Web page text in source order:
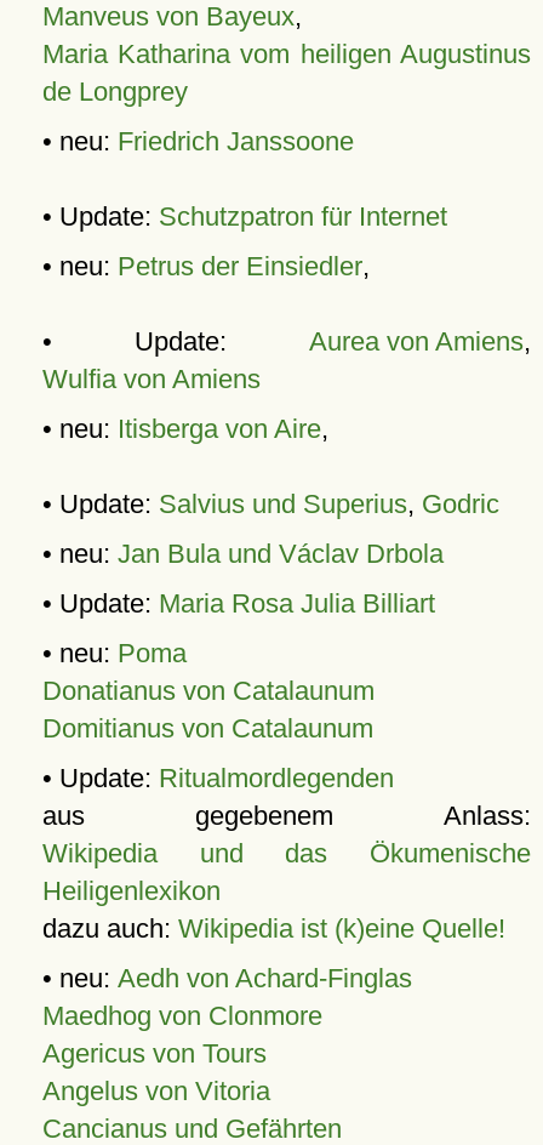
Manveus von Bayeux,
Maria Katharina vom heiligen Augustinus
de Longprey
• neu: Friedrich Janssoone
• Update: Schutzpatron für Internet
• neu: Petrus der Einsiedler,
• Update: Aurea von Amiens,
Wulfia von Amiens
• neu: Itisberga von Aire,
• Update: Salvius und Superius, Godric
• neu: Jan Bula und Václav Drbola
• Update: Maria Rosa Julia Billiart
• neu: Poma
Donatianus von Catalaunum
Domitianus von Catalaunum
• Update: Ritualmordlegenden
aus gegebenem Anlass:
Wikipedia und das Ökumenische
Heiligenlexikon
dazu auch: Wikipedia ist (k)eine Quelle!
• neu: Aedh von Achard-Finglas
Maedhog von Clonmore
Agericus von Tours
Angelus von Vitoria
Cancianus und Gefährten